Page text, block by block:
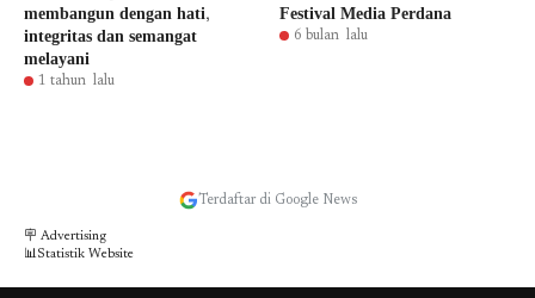
membangun dengan hati,
integritas dan semangat
melayani
1 tahun lalu
Festival Media Perdana
6 bulan lalu
Terdaftar di Google News
🪧 Advertising
📊Statistik Website